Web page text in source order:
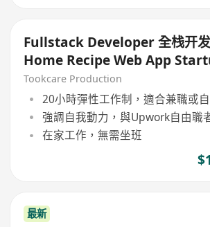
Fullstack Developer 全栈开
Home Recipe Web App
Tookcare Production
20小時彈性工作制，適合兼職或
強調自我動力，與Upwork自由職
在家工作，無需坐班
最新